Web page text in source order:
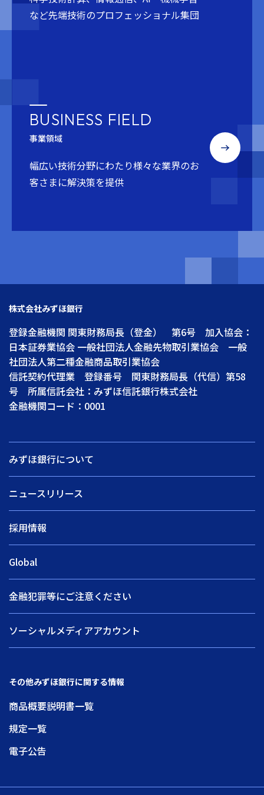
など先端技術のプロフェッショナル集団
BUSINESS FIELD
事業領域
幅広い技術分野にわたり様々な業界のお
客さまに解決策を提供
株式会社みずほ銀行
登録金融機関 関東財務局長（登金） 第6号 加入協会：
日本証券業協会 一般社団法人金融先物取引業協会 一般
社団法人第二種金融商品取引業協会
信託契約代理業 登録番号 関東財務局長（代信）第58
号 所属信託会社：みずほ信託銀行株式会社
金融機関コード：0001
みずほ銀行について
ニュースリリース
採用情報
Global
金融犯罪等にご注意ください
ソーシャルメディアアカウント
その他みずほ銀行に関する情報
商品概要説明書一覧
規定一覧
電子公告